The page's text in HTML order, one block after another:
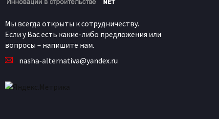
Мы всегда открыты к сотрудничеству.
Если у Вас есть какие-либо предложения или
вопросы – напишите нам.
nasha-alternativa@yandex.ru